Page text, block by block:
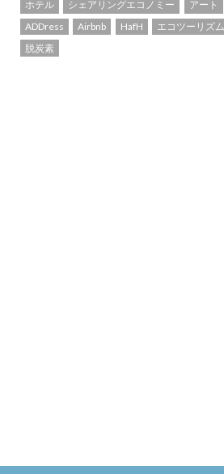
ホテル
シェアリングエコノミー アート
ADDress
Airbnb HafH エコツーリズム
脱炭素